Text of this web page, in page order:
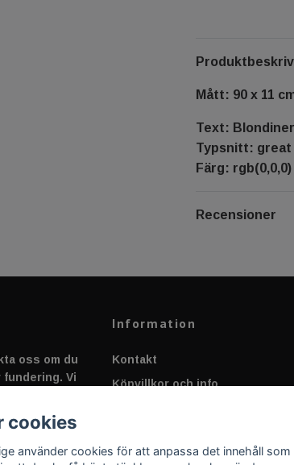
Mått: 90 x 11
Text:
Typsnitt: great
Färg: rgb(0,0,0)
Recensioner
oss om du
fundering. Vi
Information
Kontakt
Köpvillkor och info
Applicering av Dekal
cookies
använder cookies för att anpassa det innehåll som